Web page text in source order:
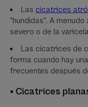
Las cicatrices
"hundidas". A
severo o de la
Las cicatrices de
forma cuando hay
frecuentes después
▪ Cicatrices